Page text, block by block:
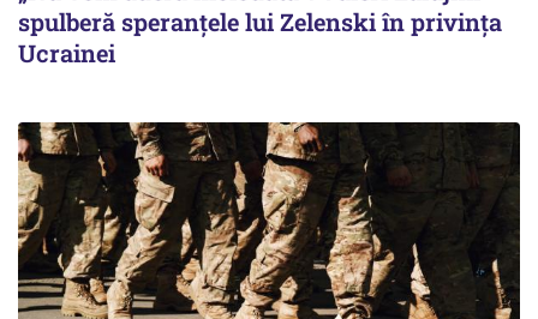
spulberă speranțele lui Zelenski în privința
Ucrainei